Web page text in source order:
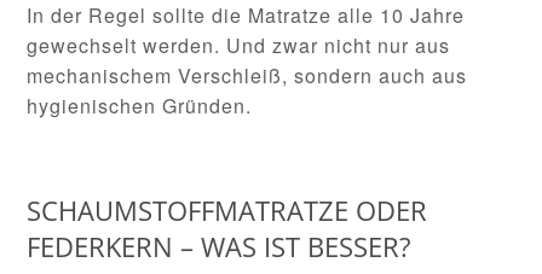
In der Regel sollte die Matratze alle 10 Jahre
gewechselt werden. Und zwar nicht nur aus
mechanischem Verschleiß, sondern auch aus
hygienischen Gründen.
SCHAUMSTOFFMATRATZE ODER
FEDERKERN – WAS IST BESSER?